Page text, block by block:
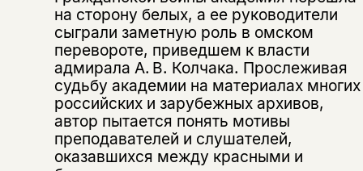
на сторону белых, а ее руководители
сыграли заметную роль в омском
перевороте, приведшем к власти
адмирала А. В. Колчака. Прослеживая
судьбу академии на материалах многих
российских и зарубежных архивов,
автор пытается понять мотивы
преподавателей и слушателей,
оказавшихся между красными и
Я соглашаюсь сПолитикой конфиденциальности
подписаться
Я соглашаюсь с Политикой конфиденциальности
подписаться
не предназначена для
несовершеннолетних
Скажите, пожалуйста,
вам уже исполнилось 18 лет?
да